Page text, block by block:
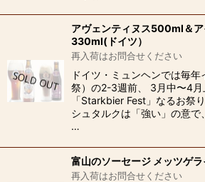
アヴェンティヌス500ml＆ア
330ml(ドイツ）
再入荷はお問合せください
ドイツ・ミュンヘンでは毎
祭）の2-3週前、 3月中〜4月
「Starkbier Fest」なるお祭
シュタルクは「強い」の意で
…
富山のソーセージ メッツゲラ
再入荷はお問合せください